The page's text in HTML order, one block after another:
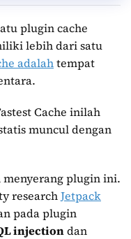
plugin cache
lebih dari satu
adalahtempat
Cache inilah
muncul dengan
menyerang plugin ini.
researchJetpack
pada plugin
injectiondan